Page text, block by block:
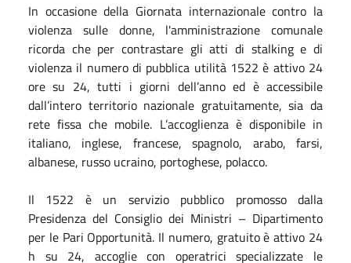
In occasione della Giornata internazionale contro la
violenza sulle donne, l'amministrazione comunale
ricorda che per contrastare gli atti di stalking e di
violenza il numero di pubblica utilità 1522 è attivo 24
ore su 24, tutti i giorni dell’anno ed è accessibile
dall’intero territorio nazionale gratuitamente, sia da
rete fissa che mobile. L’accoglienza è disponibile in
italiano, inglese, francese, spagnolo, arabo, farsi,
albanese, russo ucraino, portoghese, polacco.
Il 1522 è un servizio pubblico promosso dalla
Presidenza del Consiglio dei Ministri – Dipartimento
per le Pari Opportunità. Il numero, gratuito è attivo 24
h su 24, accoglie con operatrici specializzate le